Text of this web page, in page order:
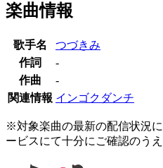
楽曲情報
歌手名
つづきみ
作詞
-
作曲
-
関連情報 インゴクダンチ
※対象楽曲の最新の配信状況
ービスにて十分にご確認のう